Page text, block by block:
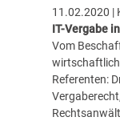
11.02.2020 |
IT-Vergabe
Vom
Referenten: